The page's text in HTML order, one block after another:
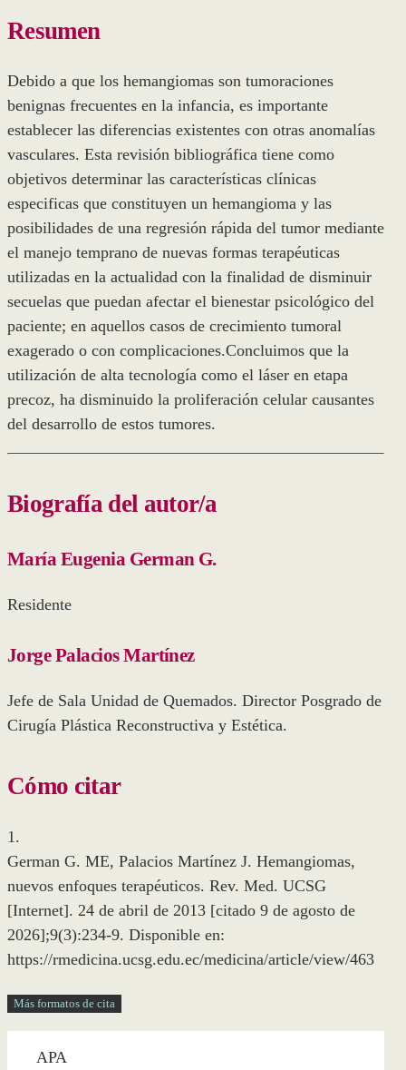
Resumen
Debido a que los hemangiomas son tumoraciones
benignas frecuentes en la infancia, es importante
establecer las diferencias existentes con otras anomalías
vasculares. Esta revisión bibliográfica tiene como
objetivos determinar las características clínicas
especificas que constituyen un hemangioma y las
posibilidades de una regresión rápida del tumor mediante
el manejo temprano de nuevas formas terapéuticas
utilizadas en la actualidad con la finalidad de disminuir
secuelas que puedan afectar el bienestar psicológico del
paciente; en aquellos casos de crecimiento tumoral
exagerado o con complicaciones.Concluimos que la
utilización de alta tecnología como el láser en etapa
precoz, ha disminuido la proliferación celular causantes
del desarrollo de estos tumores.
Biografía del autor/a
María Eugenia German G.
Residente
Jorge Palacios Martínez
Jefe de Sala Unidad de Quemados. Director Posgrado de
Cirugía Plástica Reconstructiva y Estética.
Cómo citar
1.
German G. ME, Palacios Martínez J. Hemangiomas,
nuevos enfoques terapéuticos. Rev. Med. UCSG
[Internet]. 24 de abril de 2013 [citado 9 de agosto de
2026];9(3):234-9. Disponible en:
https://rmedicina.ucsg.edu.ec/medicina/article/view/463
Más formatos de cita
APA